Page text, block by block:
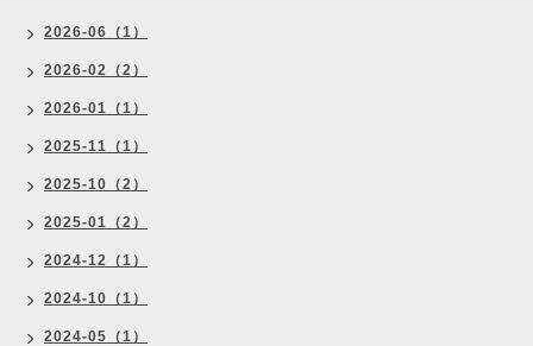
2026-06（1）
2026-02（2）
2026-01（1）
2025-11（1）
2025-10（2）
2025-01（2）
2024-12（1）
2024-10（1）
2024-05（1）